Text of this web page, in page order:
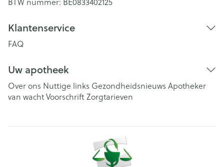
Klantenservice
FAQ
Uw apotheek
Over ons Nuttige links Gezondheidsnieuws Apotheker
van wachtVoorschriftZorgtarieven